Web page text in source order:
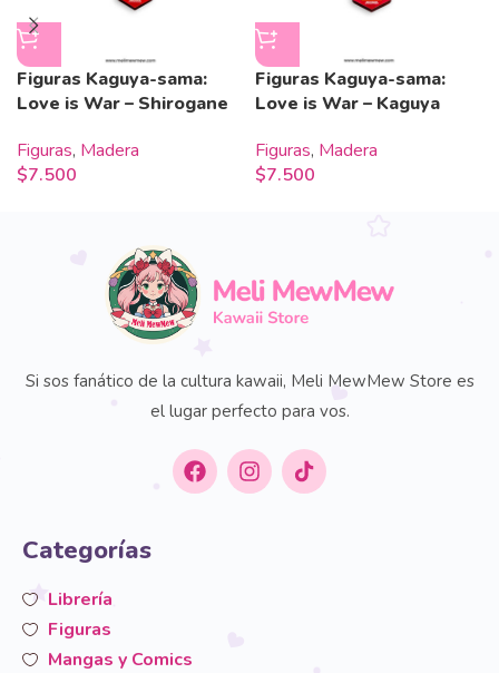
Figuras Kaguya-sama:
Love is War – Shirogane
Figuras, Madera
$7.500
Figuras Kaguya-sama:
Love is War – Kaguya
Figuras, Madera
$7.500
Si sos fanático de la cultura kawaii, Meli MewMew Store es
el lugar perfecto para vos.
Categorías
Librería
Figuras
Mangas y Comics